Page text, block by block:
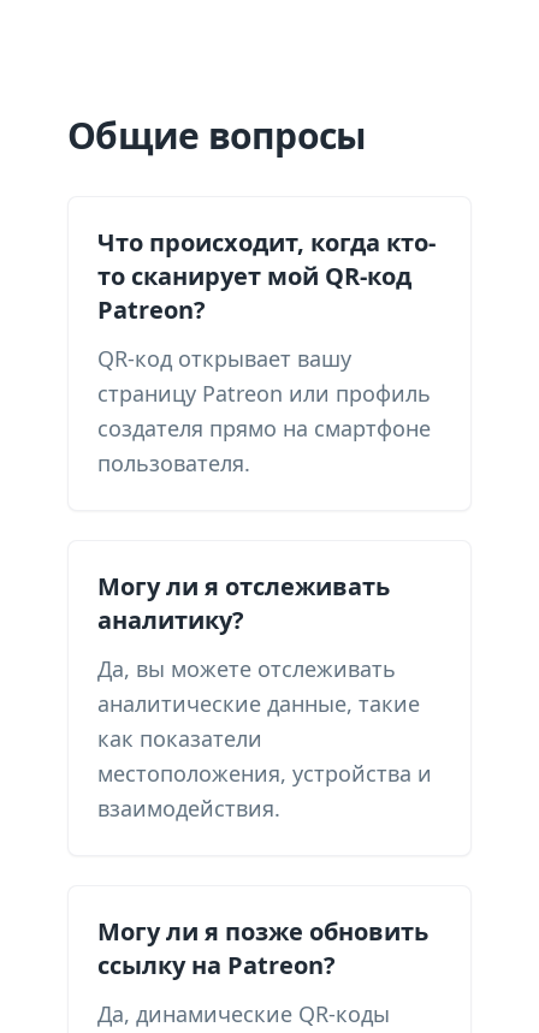
Общие вопросы
Что происходит, когда кто-
то сканирует мой QR-код
Patreon?
QR-код открывает вашу
страницу Patreon или профиль
создателя прямо на смартфоне
пользователя.
Могу ли я отслеживать
аналитику?
Да, вы можете отслеживать
аналитические данные, такие
как показатели
местоположения, устройства и
взаимодействия.
Могу ли я позже обновить
ссылку на Patreon?
Да, динамические QR-коды